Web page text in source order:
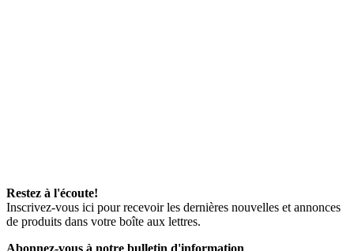
Restez à l'écoute!
Inscrivez-vous ici pour recevoir les dernières nouvelles et annonces
de produits dans votre boîte aux lettres.
Abonnez-vous à notre bulletin d'information